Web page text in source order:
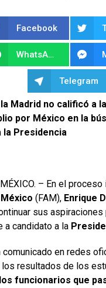
Facebook
WhatsApp
Telegram
la Madrid no calificó a
por México en la
la Presidencia
– En el proceso
(FAM), Enrique
sus aspiraciones
a candidato a la
comunicado en redes
los resultados de los
los funcionarios que